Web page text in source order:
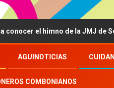
el himno de la JMJ de Seúl:
AGUINOTICIAS
COMBONIANOS